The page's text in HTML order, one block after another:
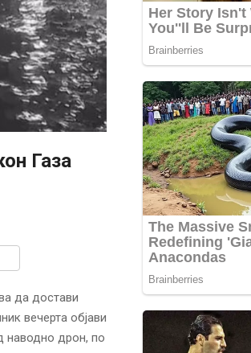
Газа
да достави
вечерта објави
наводно дрон, по